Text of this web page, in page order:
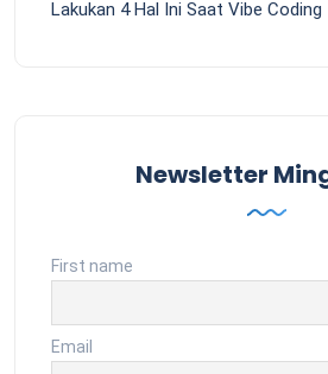
Lakukan 4 Hal Ini Saat Vibe Coding
Newsletter
First name
Email